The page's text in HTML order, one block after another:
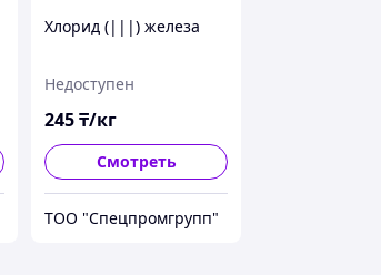
Хлорид (|||) железа
Недоступен
245₸/кг
Смотреть
ТОО "Спецпромгрупп"